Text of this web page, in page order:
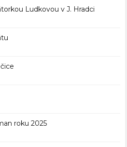
Ludkovou v J. Hradci
roku 2025